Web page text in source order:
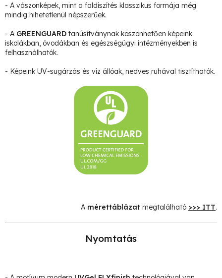
- A vászonképek, mint a faldíszítés klasszikus formája még
mindig hihetetlenül népszerűek.
- A GREENGUARD tanúsítványnak köszönhetően képeink
iskolákban, óvodákban és egészségügyi intézményekben is
felhasználhatók.
- Képeink UV-sugárzás és víz állóak, nedves ruhával tisztíthatók.
A mérettáblázat megtalálható >>> ITT.
Nyomtatás